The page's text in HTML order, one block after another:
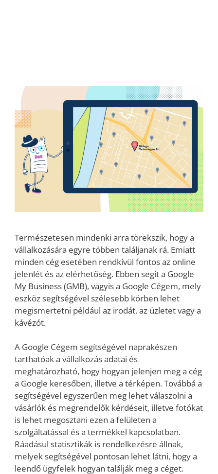
Természetesen mindenki arra törekszik, hogy a
vállalkozására egyre többen találjanak rá. Emiatt
minden cég esetében rendkívül fontos az online
jelenlét és az elérhetőség. Ebben segít a Google
My Business (GMB), vagyis a Google Cégem, mely
eszköz segítségével szélesebb körben lehet
megismertetni például az irodát, az üzletet vagy a
kávézót.
A Google Cégem segítségével naprakészen
tarthatóak a vállalkozás adatai és
meghatározható, hogy hogyan jelenjen meg a cég
a Google keresőben, illetve a térképen. Továbbá a
segítségével egyszerűen meg lehet válaszolni a
vásárlók és megrendelők kérdéseit, illetve fotókat
is lehet megosztani ezen a felületen a
szolgáltatással és a termékkel kapcsolatban.
Ráadásul statisztikák is rendelkezésre állnak,
melyek segítségével pontosan lehet látni, hogy a
leendő ügyfelek hogyan találják meg a céget.